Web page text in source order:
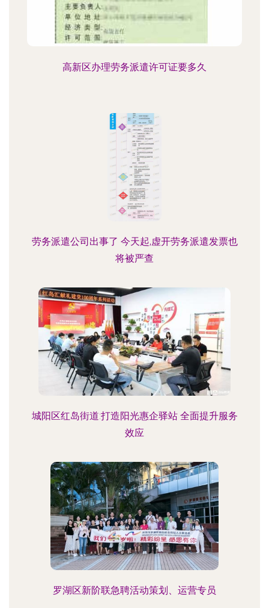
高新区办理劳务派遣许可证要多久
劳务派遣公司出事了 今天起,虚开劳务派遣发票也
将被严查
城阳区红岛街道:打造阳光惠企驿站 全面提升服务
效应
罗湖区新阶联急聘活动策划、运营专员